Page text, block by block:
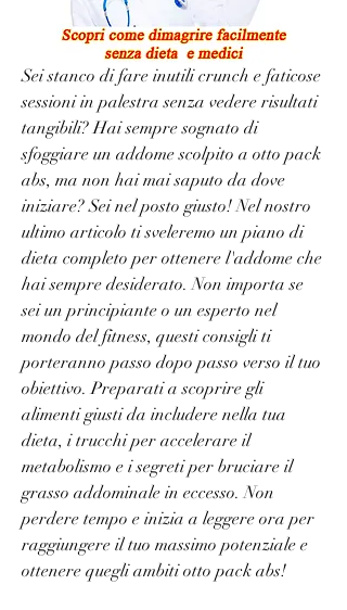
Sei stanco di fare inutili crunch e faticose
sessioni in palestra senza vedere risultati
tangibili? Hai sempre sognato di
sfoggiare un addome scolpito a otto pack
abs, ma non hai mai saputo da dove
iniziare? Sei nel posto giusto! Nel nostro
ultimo articolo ti sveleremo un piano di
dieta completo per ottenere l'addome che
hai sempre desiderato. Non importa se
sei un principiante o un esperto nel
mondo del fitness, questi consigli ti
porteranno passo dopo passo verso il tuo
obiettivo. Preparati a scoprire gli
alimenti giusti da includere nella tua
dieta, i trucchi per accelerare il
metabolismo e i segreti per bruciare il
grasso addominale in eccesso. Non
perdere tempo e inizia a leggere ora per
raggiungere il tuo massimo potenziale e
ottenere quegli ambiti otto pack abs!